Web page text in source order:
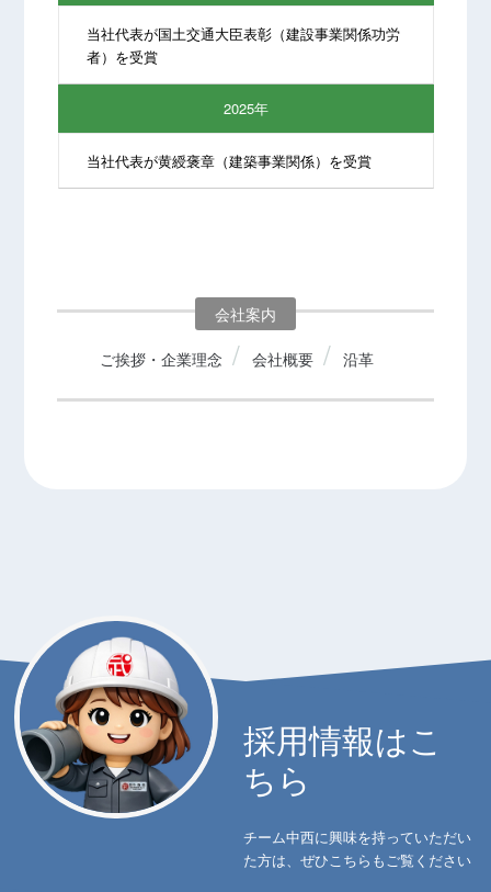
当社代表が国土交通大臣表彰（建設事業関係功労
者）を受賞
2025年
当社代表が黄綬褒章（建築事業関係）を受賞
会社案内
ご挨拶・企業理念 会社概要 沿革
採用情報はこ
ちら
チーム中西に興味を持っていただい
た方は、ぜひこちらもご覧ください